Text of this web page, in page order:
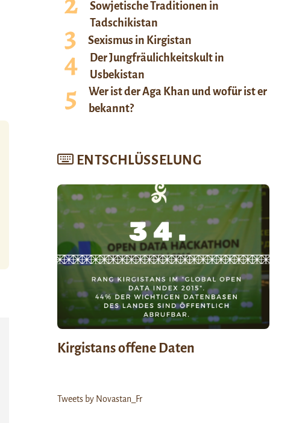
Sowjetische Traditionen in
Tadschikistan
Sexismus in Kirgistan
Der Jungfräulichkeitskult in
Usbekistan
Wer ist der Aga Khan und wofür ist er
bekannt?
ENTSCHLÜSSELUNG
Kirgistans offene Daten
Tweets by Novastan_Fr